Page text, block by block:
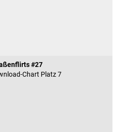
#27
Chart Platz 7